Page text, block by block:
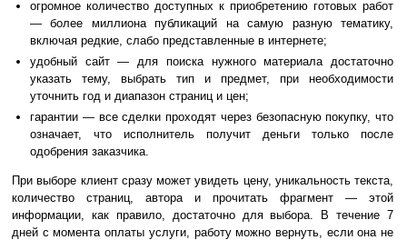
огромное количество доступных к приобретению готовых работ
— более миллиона публикаций на самую разную тематику,
включая редкие, слабо представленные в интернете;
удобный сайт — для поиска нужного материала достаточно
указать тему, выбрать тип и предмет, при необходимости
уточнить год и диапазон страниц и цен;
гарантии — все сделки проходят через безопасную покупку, что
означает, что исполнитель получит деньги только после
одобрения заказчика.
При выборе клиент сразу может увидеть цену, уникальность текста,
количество страниц, автора и прочитать фрагмент — этой
информации, как правило, достаточно для выбора. В течение 7
дней с момента оплаты услуги, работу можно вернуть, если она не